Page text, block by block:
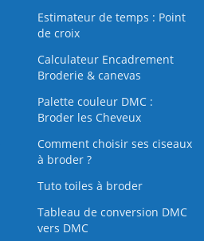
Estimateur de temps : Point
de croix
Calculateur Encadrement
Broderie & canevas
Palette couleur DMC :
Broder les Cheveux
Comment choisir ses ciseaux
à broder ?
Tuto toiles à broder
Tableau de conversion DMC
vers DMC